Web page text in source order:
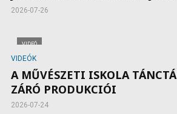
2026-07-26
VIDEÓ
VIDEÓK
A MŰVÉSZETI ISKOLA
ZÁRÓ PRODUKCIÓI
2026-07-24